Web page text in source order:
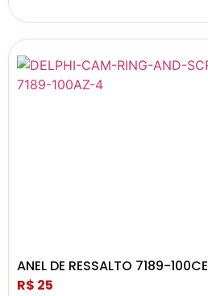
ANEL DE RESSALTO 7189-100CE
R$ 25